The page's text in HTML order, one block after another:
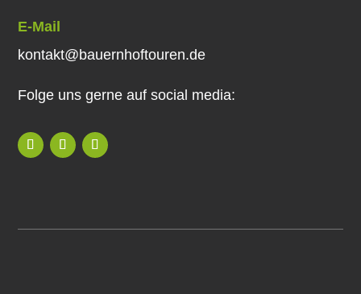
E-Mail
kontakt@bauernhoftouren.de
Folge uns gerne auf social media: